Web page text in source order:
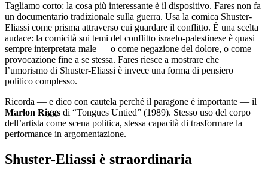
Tagliamo corto: la cosa più interessante è il dispositivo. Fares non fa
un documentario tradizionale sulla guerra. Usa la comica Shuster-
Eliassi come prisma attraverso cui guardare il conflitto. È una scelta
audace: la comicità sui temi del conflitto israelo-palestinese è quasi
sempre interpretata male — o come negazione del dolore, o come
provocazione fine a se stessa. Fares riesce a mostrare che
l’umorismo di Shuster-Eliassi è invece una forma di pensiero
politico complesso.
Ricorda — e dico con cautela perché il paragone è importante — il
Marlon Riggs di “Tongues Untied” (1989). Stesso uso del corpo
dell’artista come scena politica, stessa capacità di trasformare la
performance in argomentazione.
Shuster-Eliassi è straordinaria